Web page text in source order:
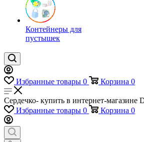
Контейнеры для
пустышек
Избранные товары 0 Корзина 0
Сердечко- купить в интернет-магазине
Избранные товары 0 Корзина 0